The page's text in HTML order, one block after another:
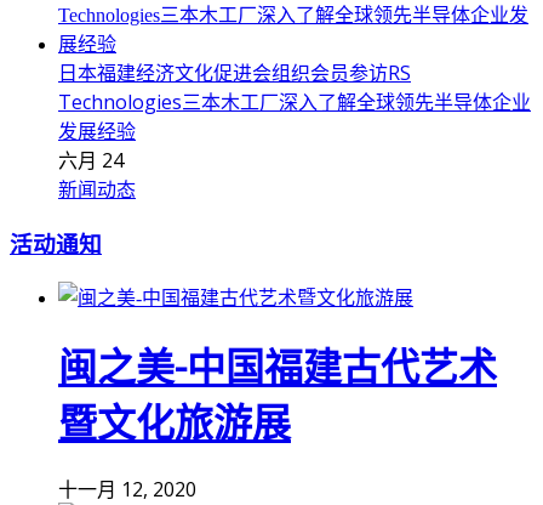
日本福建经济文化促进会组织会员参访RS
Technologies三本木工厂深入了解全球领先半导体企业
发展经验
六月 24
新闻动态
活动通知
闽之美-中国福建古代艺术
暨文化旅游展
十一月 12, 2020